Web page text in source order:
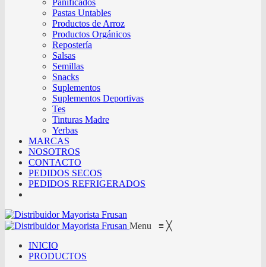
Panificados
Pastas Untables
Productos de Arroz
Productos Orgánicos
Repostería
Salsas
Semillas
Snacks
Suplementos
Suplementos Deportivas
Tes
Tinturas Madre
Yerbas
MARCAS
NOSOTROS
CONTACTO
PEDIDOS SECOS
PEDIDOS REFRIGERADOS
Menu ≡ ╳
INICIO
PRODUCTOS